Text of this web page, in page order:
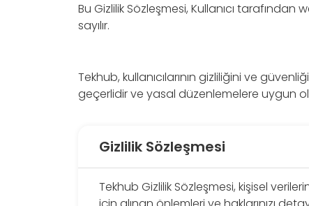
Bu Gizlilik Sözleşmesi, Kullanıcı
sayılır.
Tekhub, kullanıcılarının gizliliğini ve
geçerlidir ve yasal düzenlemelere uygun
Gizlilik Sözleşmesi
Tekhub Gizlilik Sözleşmesi, kişisel